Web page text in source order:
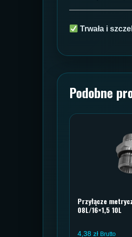
Trwała i
Podobne
Przyłącze
08L/16×1,5 10L
4,38 zł Brutto